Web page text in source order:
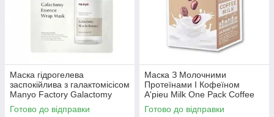
Маска гідрогелева
заспокійлива з галактомісісом
Manyo Factory Galactomy
Essence Wrap Mask 30ml
Готово до відправки
Маска З Молочними
Протеїнами І Кофеїном
A'pieu Milk One Pack Coffee
Milk
Готово до відправки